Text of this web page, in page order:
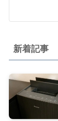
新着記事